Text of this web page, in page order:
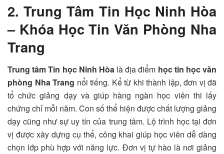
2. Trung Tâm Tin Học Ninh Hòa
– Khóa Học Tin Văn Phòng Nha
Trang
Trung tâm Tin học Ninh Hòalà địa điểm học tin học văn
phòng Nha Trang nổi tiếng. Kể từ khi thành lập, đơn vị đã
tổ chức giảng dạy và giúp hàng ngàn học viên thi lấy
chứng chỉ mỗi năm. Con số thể hiện được chất lượng giảng
dạy cũng như sự uy tín của trung tâm. Lộ trình học tại đơn
vị được xây dựng cụ thể, công khai giúp học viên dễ dàng
chọn lớp phù hợp với năng lực. Đơn vị tự hào là nơi giảng